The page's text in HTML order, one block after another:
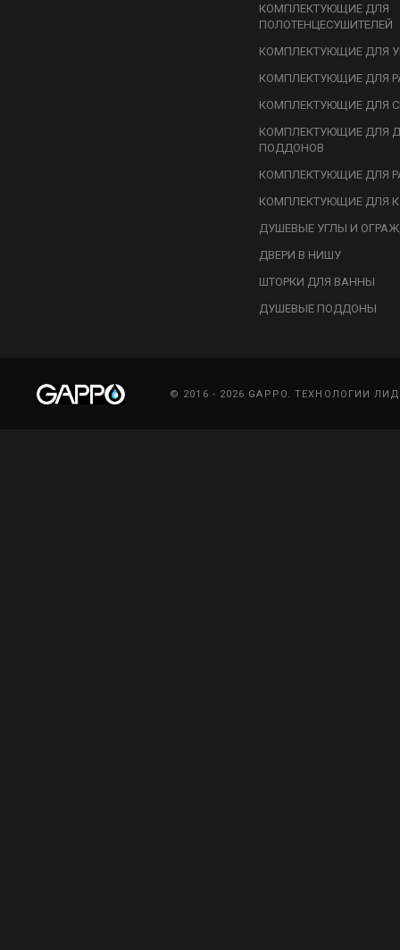
КОМПЛЕКТУЮЩИЕ ДЛЯ
ПОЛОТЕНЦЕСУШИТЕЛЕЙ
КОМПЛЕКТУЮЩИЕ ДЛЯ
КОМПЛЕКТУЮЩИЕ ДЛЯ
КОМПЛЕКТУЮЩИЕ ДЛЯ
КОМПЛЕКТУЮЩИЕ ДЛЯ
ПОДДОНОВ
КОМПЛЕКТУЮЩИЕ ДЛЯ
КОМПЛЕКТУЮЩИЕ ДЛЯ
ДУШЕВЫЕ УГЛЫ И
ДВЕРИ В НИШУ
ШТОРКИ ДЛЯ ВАННЫ
ДУШЕВЫЕ ПОДДОНЫ
© 2016 - 2026 GAPPO. ТЕХНОЛОГИИ